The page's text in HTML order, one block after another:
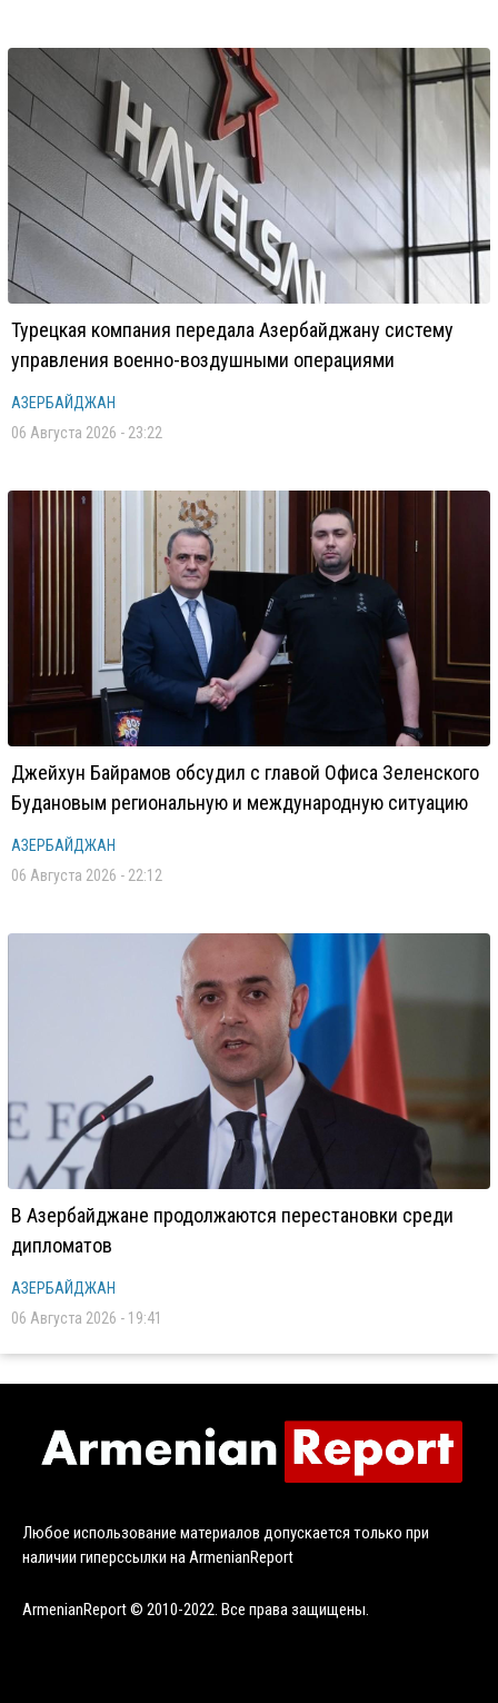
Турецкая компания передала Азербайджану систему
управления военно-воздушными операциями
АЗЕРБАЙДЖАН
06 Августа 2026 - 23:22
Джейхун Байрамов обсудил с главой Офиса Зеленского
Будановым региональную и международную ситуацию
АЗЕРБАЙДЖАН
06 Августа 2026 - 22:12
В Азербайджане продолжаются перестановки среди
дипломатов
АЗЕРБАЙДЖАН
06 Августа 2026 - 19:41
Любое использование материалов допускается только при
наличии гиперссылки на ArmenianReport
ArmenianReport © 2010-2022. Все права защищены.